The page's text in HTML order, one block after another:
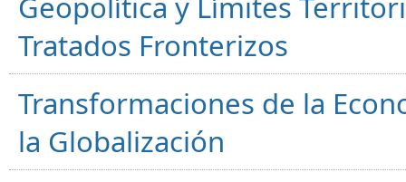
Tratados Fronterizos
Transformaciones de la
la Globalización